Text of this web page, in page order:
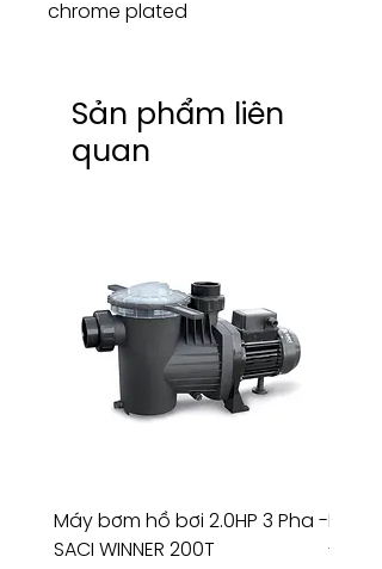
chrome plated
Sản phẩm liên
quan
Máy bơm hồ bơi 2.0HP 3 Pha -
SACI WINNER 200T
Máy
-